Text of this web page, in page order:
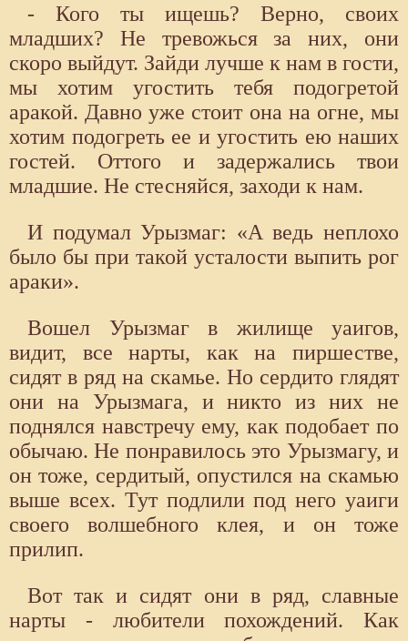
- Кого ты ищешь? Верно, своих
младших? Не тревожься за них, они
скоро выйдут. Зайди лучше к нам в гости,
мы хотим угостить тебя подогретой
аракой. Давно уже стоит она на огне, мы
хотим подогреть ее и угостить ею наших
гостей. Оттого и задержались твои
младшие. Не стесняйся, заходи к нам.
И подумал Урызмаг: «А ведь неплохо
было бы при такой усталости выпить рог
араки».
Вошел Урызмаг в жилище уаигов,
видит, все нарты, как на пиршестве,
сидят в ряд на скамье. Но сердито глядят
они на Урызмага, и никто из них не
поднялся навстречу ему, как подобает по
обычаю. Не понравилось это Урызмагу, и
он тоже, сердитый, опустился на скамью
выше всех. Тут подлили под него уаиги
своего волшебного клея, и он тоже
прилип.
Вот так и сидят они в ряд, славные
нарты - любители похождений. Как